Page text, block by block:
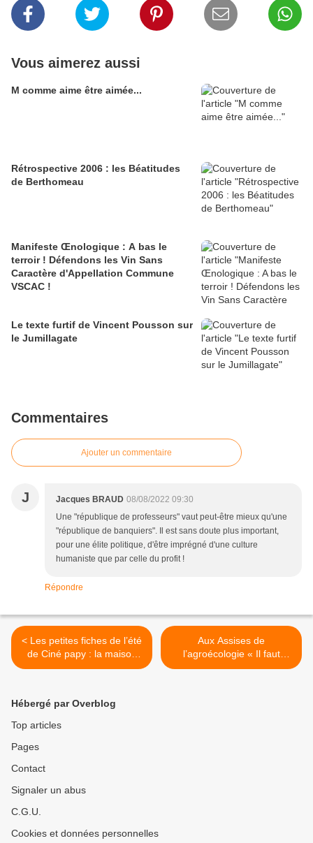
Vous aimerez aussi
M comme aime être aimée...
Rétrospective 2006 : les Béatitudes
de Berthomeau
Manifeste Œnologique : A bas le
terroir ! Défendons les Vin Sans
Caractère d'Appellation Commune
VSCAC !
Le texte furtif de Vincent Pousson sur
le Jumillagate
Commentaires
Ajouter un commentaire
J Jacques BRAUD 08/08/2022 09:30
Une "république de professeurs" vaut peut-être mieux qu'une
"république de banquiers". Il est sans doute plus important,
pour une élite politique, d'être imprégné d'une culture
humaniste que par celle du profit !
Répondre
< Les petites fiches de l’été
de Ciné papy : la maison
sera fermée en août
Aux Assises de
l’agroécologie « Il faut
remettre des arbres dans
Hébergé par Overblog
Top articles
Pages
Contact
Signaler un abus
C.G.U.
Cookies et données personnelles